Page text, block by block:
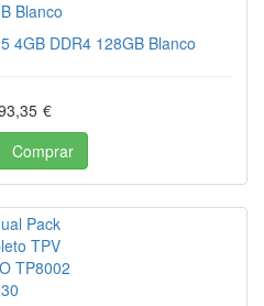
4GB DDR4 128GB Blanco
€
Comprar